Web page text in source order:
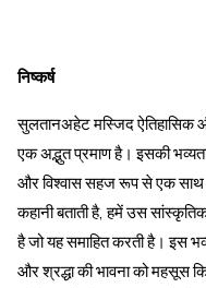
निष्कर्ष
सुलतानअहेट मस्जिद ऐतिहासिक
एक अद्भुत प्रमाण है। इसकी
और विश्वास सहज रूप से एक
कहानी बताती है, हमें उस
है जो यह समाहित करती है। इस
और श्रद्धा की भावना को महसूस